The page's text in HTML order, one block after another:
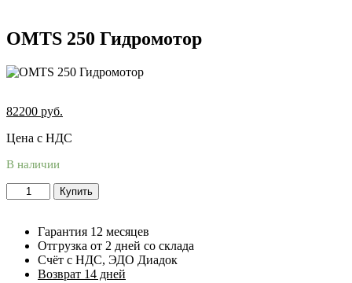
OMTS 250 Гидромотор
82200 руб.
Цена с НДС
В наличии
Купить
Гарантия 12 месяцев
Отгрузка от 2 дней со склада
Счёт с НДС, ЭДО Диадок
Возврат 14 дней